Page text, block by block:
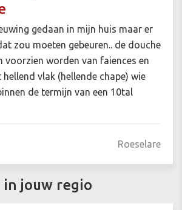
gedaan in mijn huis maar er
zou moeten gebeuren.. de douche
voorzien worden van faiences en
vlak (hellende chape) wie
de termijn van een 10tal
Roeselare
jouw regio